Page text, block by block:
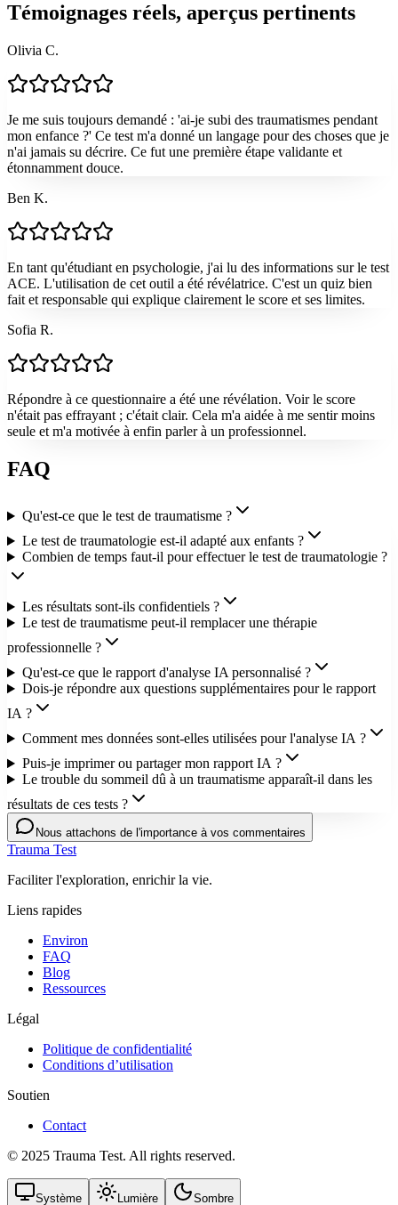
Témoignages réels, aperçus pertinents
Olivia C.
Je me suis toujours demandé : 'ai-je subi des traumatismes pendant
mon enfance ?' Ce test m'a donné un langage pour des choses que je
n'ai jamais su décrire. Ce fut une première étape validante et
étonnamment douce.
Ben K.
En tant qu'étudiant en psychologie, j'ai lu des informations sur le test
ACE. L'utilisation de cet outil a été révélatrice. C'est un quiz bien
fait et responsable qui explique clairement le score et ses limites.
Sofia R.
Répondre à ce questionnaire a été une révélation. Voir le score
n'était pas effrayant ; c'était clair. Cela m'a aidée à me sentir moins
seule et m'a motivée à enfin parler à un professionnel.
FAQ
Qu'est-ce que le test de traumatisme ?
Le test de traumatologie est-il adapté aux enfants ?
Combien de temps faut-il pour effectuer le test de traumatologie ?
Les résultats sont-ils confidentiels ?
Le test de traumatisme peut-il remplacer une thérapie
professionnelle ?
Qu'est-ce que le rapport d'analyse IA personnalisé ?
Dois-je répondre aux questions supplémentaires pour le rapport
IA ?
Comment mes données sont-elles utilisées pour l'analyse IA ?
Puis-je imprimer ou partager mon rapport IA ?
Le trouble du sommeil dû à un traumatisme apparaît-il dans les
résultats de ces tests ?
Nous attachons de l'importance à vos commentaires
Trauma Test
Faciliter l'exploration, enrichir la vie.
Liens rapides
Environ
FAQ
Blog
Ressources
Légal
Politique de confidentialité
Conditions d’utilisation
Soutien
Contact
© 2025 Trauma Test. All rights reserved.
Système Lumière Sombre